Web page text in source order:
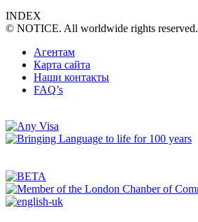
INDEX
© NOTICE. All worldwide rights reserved.
Агентам
Карта сайта
Наши контакты
FAQ’s